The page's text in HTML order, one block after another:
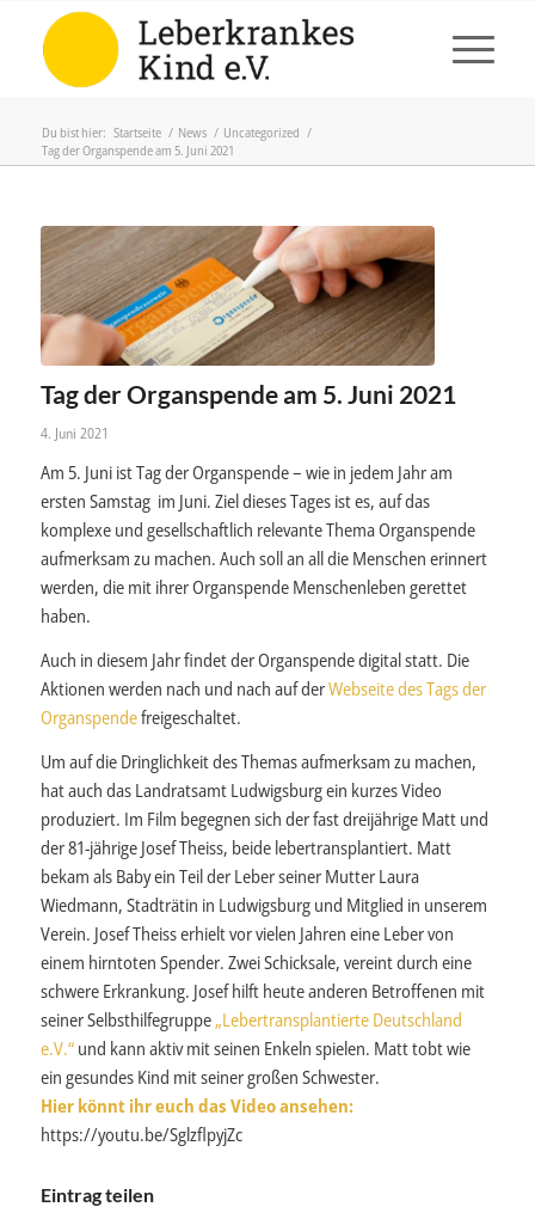
Du bist hier: Startseite / News / Uncategorized /
Tag der Organspende am 5. Juni 2021
Tag der Organspende am 5. Juni 2021
4. Juni 2021
Am 5. Juni ist Tag der Organspende – wie in jedem Jahr am
ersten Samstag im Juni. Ziel dieses Tages ist es, auf das
komplexe und gesellschaftlich relevante Thema Organspende
aufmerksam zu machen. Auch soll an all die Menschen erinnert
werden, die mit ihrer Organspende Menschenleben gerettet
haben.
Auch in diesem Jahr findet der Organspende digital statt. Die
Aktionen werden nach und nach auf derWebseite des Tags der
Organspendefreigeschaltet.
Um auf die Dringlichkeit des Themas aufmerksam zu machen,
hat auch das Landratsamt Ludwigsburg ein kurzes Video
produziert. Im Film begegnen sich der fast dreijährige Matt und
der 81-jährige Josef Theiss, beide lebertransplantiert. Matt
bekam als Baby ein Teil der Leber seiner Mutter Laura
Wiedmann, Stadträtin in Ludwigsburg und Mitglied in unserem
Verein. Josef Theiss erhielt vor vielen Jahren eine Leber von
einem hirntoten Spender. Zwei Schicksale, vereint durch eine
schwere Erkrankung. Josef hilft heute anderen Betroffenen mit
seiner Selbsthilfegruppe „Lebertransplantierte Deutschland
e.V.“und kann aktiv mit seinen Enkeln spielen. Matt tobt wie
ein gesundes Kind mit seiner großen Schwester.
Hier könnt ihr euch das Video ansehen:
https://youtu.be/SglzflpyjZc
Eintrag teilen